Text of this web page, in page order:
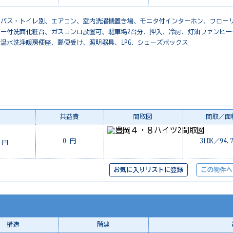
バス・トイレ別、エアコン、室内洗濯機置き場、モニタ付インターホン、フロー
ー付洗面化粧台、ガスコンロ設置可、駐車場2台分、押入、冷房、灯油ファンヒ
温水洗浄暖房便座、郵便受け、照明器具、LPG、シューズボックス
共益費 間取図 間取／面
円 0 円 3LDK／
お気に入りリストに登録 この物件
構造 階建